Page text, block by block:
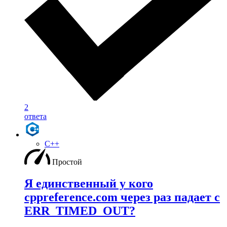
2
ответа
C++
Простой
Я единственный у кого
cppreference.com через раз падает с
ERR_TIMED_OUT?